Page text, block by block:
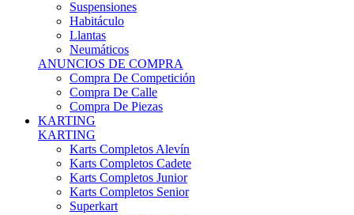
Llantas
Neumáticos
ANUNCIOS DE COMPRA
Compra De Competición
Compra De Calle
Compra De Piezas
KARTING
KARTING
Karts Completos Alevín
Karts Completos Cadete
Karts Completos Junior
Karts Completos Senior
Superkart
Karts Completos Hobbye